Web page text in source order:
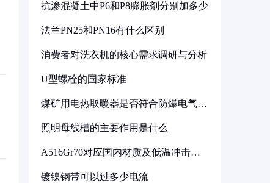
抗渗混凝土中P6和P8膨胀剂分别加多少
法兰PN25和PN16有什么区别
消费者对洗衣机的核心需求调研与分析
U型螺栓的国家标准
煤矿用电热取暖器是否符合防爆电气设
照明母线槽的主要作用是什么
A516Gr70对应国内材质及低温冲击要
镀镍钢带可以过多少电流